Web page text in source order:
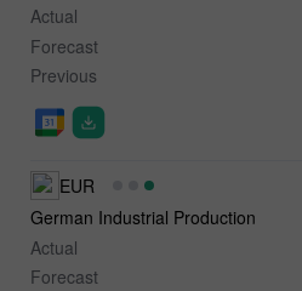
Actual
Forecast
Previous
EUR
German Industrial Production
Actual
Forecast